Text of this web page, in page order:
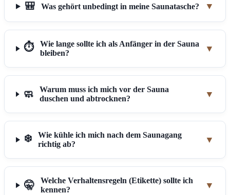
🎒 Was gehört unbedingt in meine Saunatasche? ▼
⏱️
Wie lange sollte ich als Anfänger in der Sauna
bleiben?
▼
🧼
Warum muss ich mich vor der Sauna
duschen und abtrocknen?
▼
❄️
Wie kühle ich mich nach dem Saunagang
richtig ab?
▼
🤫
Welche Verhaltensregeln (Etikette) sollte ich
kennen?
▼